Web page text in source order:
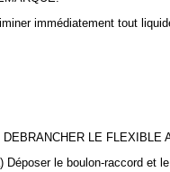
immédiatement tout
DEBRANCHER LE FLEXIBLE
Déposer le boulon-raccord et